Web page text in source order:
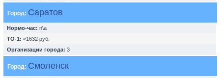
Город: Саратов
Нормо-час: n\a
ТО-1: ≈1632 руб.
Организации города: 3
Город: Смоленск